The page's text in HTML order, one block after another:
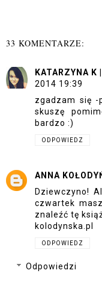
33 KOMENTARZE:
KATARZYNA K
2014 19:39
zgadzam się -
skuszę
bardzo :)
ODPOWIEDZ
ANNA
Dziewczyno!
czwartek
znaleźć tę
kolodynska.pl
ODPOWIEDZ
Odpowiedzi